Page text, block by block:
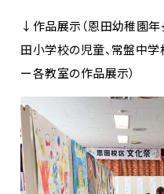
↓作品展示（恩田幼稚園年
田小学校の児童、常盤中
ー各教室の作品展示）